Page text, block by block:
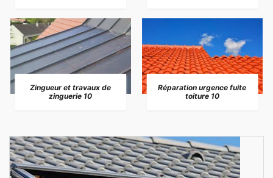
Zingueur et travaux de
zinguerie 10
Réparation urgence fuite
toiture 10